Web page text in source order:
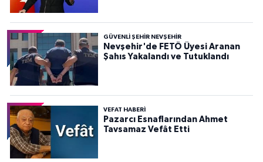
GÜVENLI ŞEHIR NEVŞEHIR
Nevşehir'de FETÖ Üyesi Aranan
Şahıs Yakalandı ve Tutuklandı
VEFAT HABERI
Pazarcı Esnaflarından Ahmet
Tavsamaz Vefât Etti